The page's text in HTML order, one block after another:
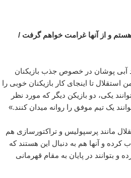
و از آنها غرامت خواهم گرفت /
آبی پوشان در خصوص جذب بازیکنان
استقلال تا اینجای کار بازیکنان خوبی را
یکی، دو بازیکن دیگر که مورد نظر
یک تیم موفق را روانه میدان کنند.»
مانند پرسپولیس و تراکتورسازی هم
کرده و آنها هم به دنبال این هستند که
بتوانند در پایان به مقام قهرمانی